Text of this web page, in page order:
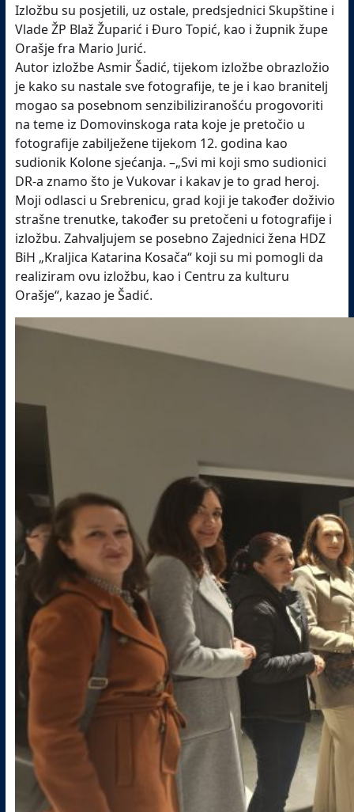
Izložbu su posjetili, uz ostale, predsjednici Skupštine i
Vlade ŽP Blaž Župarić i Đuro Topić, kao i župnik župe
Orašje fra Mario Jurić.
Autor izložbe Asmir Šadić, tijekom izložbe obrazložio
je kako su nastale sve fotografije, te je i kao branitelj
mogao sa posebnom senzibiliziranošću progovoriti
na teme iz Domovinskoga rata koje je pretočio u
fotografije zabilježene tijekom 12. godina kao
sudionik Kolone sjećanja. –„Svi mi koji smo sudionici
DR-a znamo što je Vukovar i kakav je to grad heroj.
Moji odlasci u Srebrenicu, grad koji je također doživio
strašne trenutke, također su pretočeni u fotografije i
izložbu. Zahvaljujem se posebno Zajednici žena HDZ
BiH „Kraljica Katarina Kosača“ koji su mi pomogli da
realiziram ovu izložbu, kao i Centru za kulturu
Orašje“, kazao je Šadić.